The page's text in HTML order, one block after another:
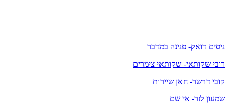
ניסים דואק- פנינה במדבר
רובי שקותאי- שקותאי צימרים
קובי דרשר- חאן שיירות
שמעון לזר- אי שם